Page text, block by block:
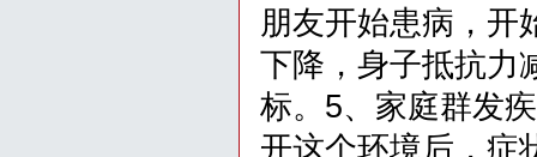
朋友开始患病，开
下降，身子抵抗力
标。5、家庭群发
开这个环境后，症